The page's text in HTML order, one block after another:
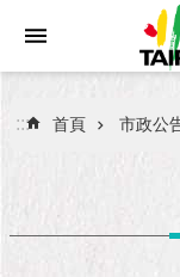
進
搜
::: 首頁 市政公